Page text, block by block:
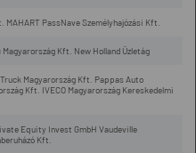
MAHART PassNave Személyhajózási Kft.
Magyarország Kft. New Holland Üzletág
Truck Magyarország Kft. Pappas Auto
Kft. IVECO Magyarország Kereskedelmi
Equity Invest GmbH Vaudeville
Kft.